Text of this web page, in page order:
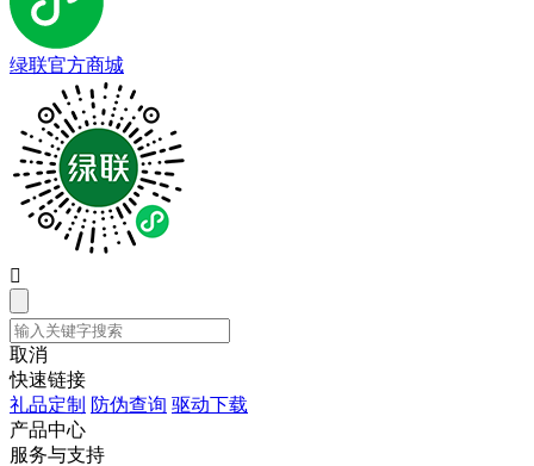
绿联官方商城

取消
快速链接
礼品定制 防伪查询 驱动下载
产品中心
服务与支持